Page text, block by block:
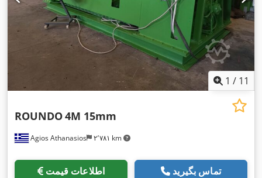
1 / 11
Agios Athanasios ۲٬۷۸۱ km
ROUNDO4M 15mm
اطلاعات قیمت تماس بگیرید